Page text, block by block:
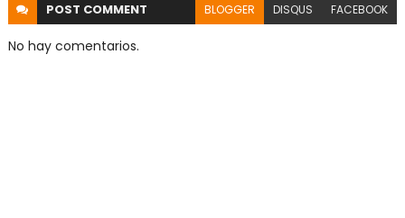
POST COMMENT BLOGGER DISQUS FACEBOOK
No hay comentarios.